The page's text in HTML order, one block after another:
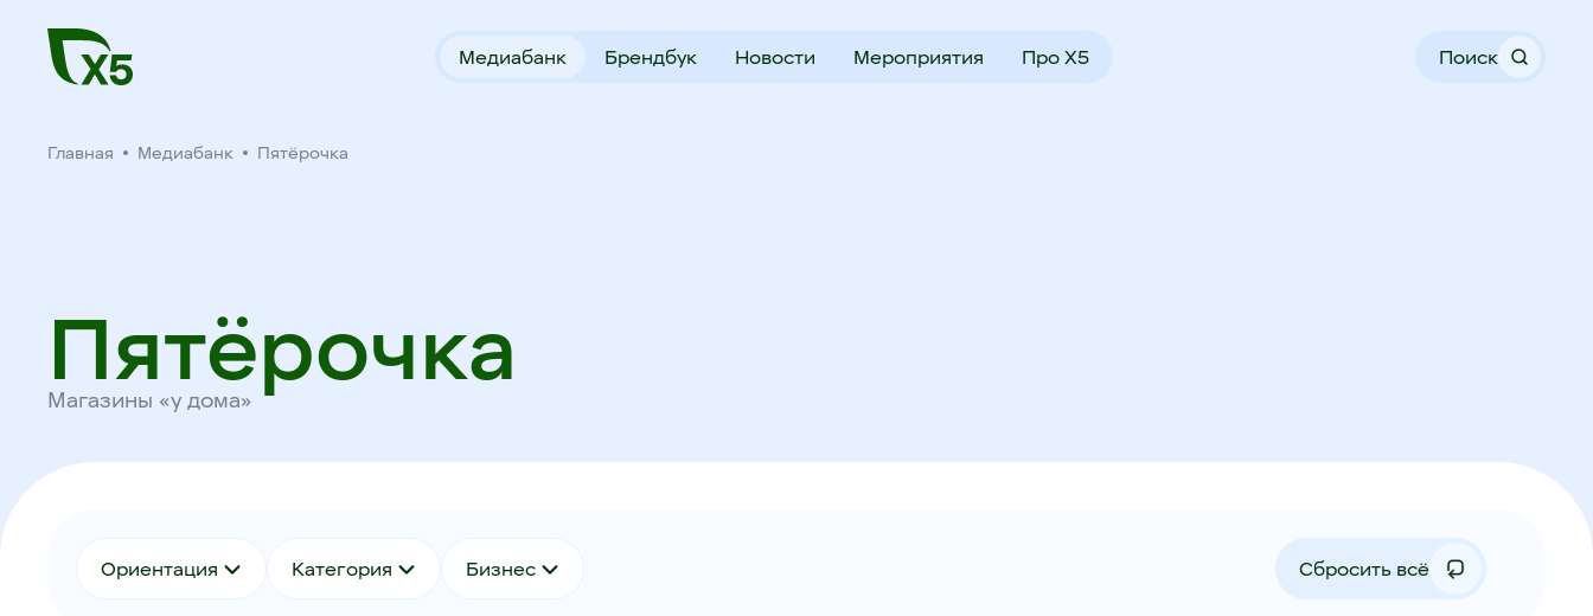
Медиабанк Брендбук Новости Мероприятия Про X5 Поиск
Главная Медиабанк Пятёрочка
Пятёрочка
Магазины «у дома»
Ориентация Категория Бизнес Сбросить всё